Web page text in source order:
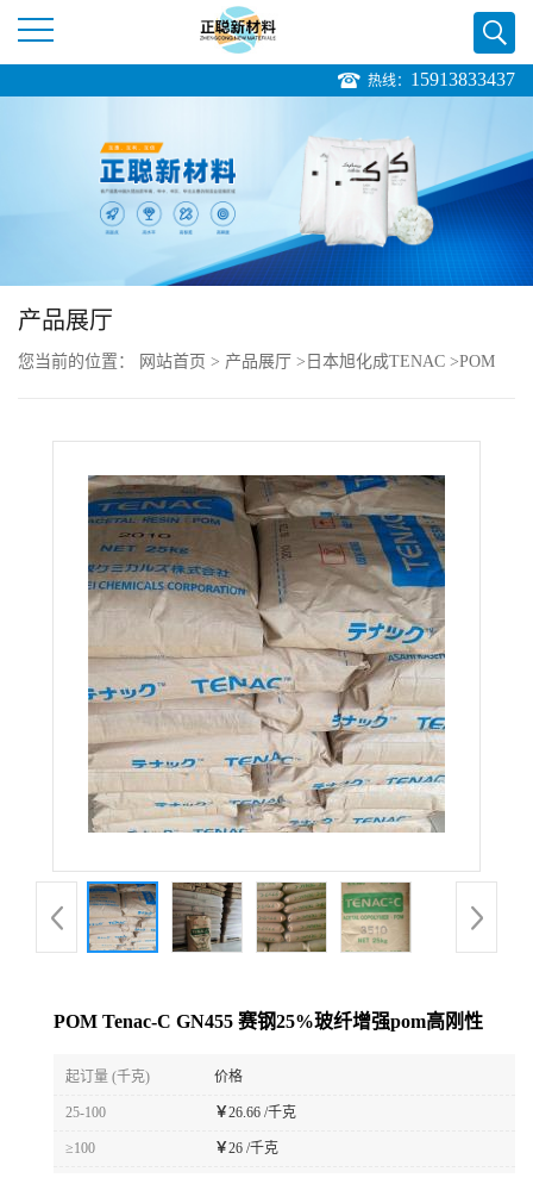
公
品
展
热线： 15913833437
产品展厅
您当前的位置： 网站首页 > 产品展厅 > 日本旭化成TENAC >POM
POM Tenac-C GN455 赛钢25%玻纤增强pom高刚性
起订量 (千克) 价格
25-100 ￥26.66 /千克
≥100 ￥26 /千克